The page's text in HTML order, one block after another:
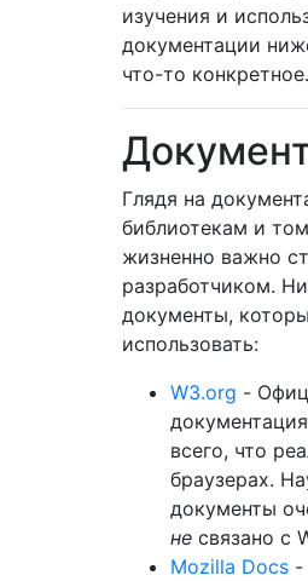
изучения и
документации
что-то конкретное.
Глядя на
библиотекам и
жизненно важно
разработчиком.
документы,
использовать:
W3.org -
всего, что
браузерах.
документы
не связано с
Mozilla Docs -